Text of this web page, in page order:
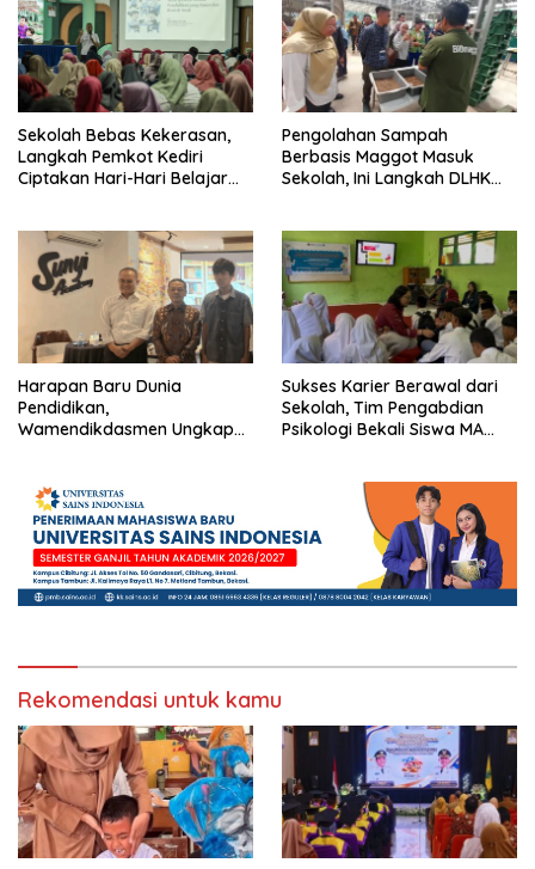
Sekolah Bebas Kekerasan,
Langkah Pemkot Kediri
Ciptakan Hari-Hari Belajar
Pengolahan Sampah
Berbasis Maggot Masuk
Sekolah, Ini Langkah DLHK
Harapan Baru Dunia
Pendidikan,
Wamendikdasmen Ungkap
Sukses Karier Berawal dari
Sekolah, Tim Pengabdian
Psikologi Bekali Siswa MA
Rekomendasi untuk kamu